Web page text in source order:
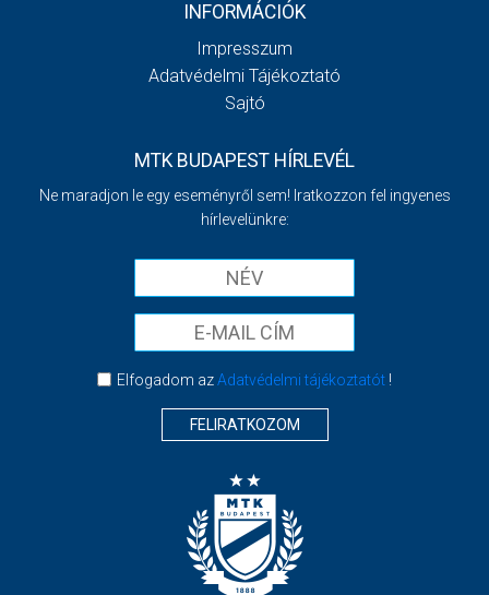
INFORMÁCIÓK
Impresszum
Adatvédelmi Tájékoztató
Sajtó
MTK BUDAPEST HÍRLEVÉL
Ne maradjon le egy eseményről sem! Iratkozzon fel ingyenes
hírlevelünkre:
Elfogadom azAdatvédelmi tájékoztatót!
FELIRATKOZOM